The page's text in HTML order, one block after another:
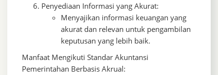
Penyediaan Informasi yang Akurat:
Menyajikan informasi keuangan yang
akurat dan relevan untuk pengambilan
keputusan yang lebih baik.
Manfaat Mengikuti Standar Akuntansi
Pemerintahan Berbasis Akrual: